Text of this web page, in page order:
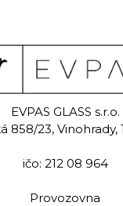
EVPAS GLASS s.r.o.
858/23, Vinohrady,
ičo: 212 08 964
Provozovna